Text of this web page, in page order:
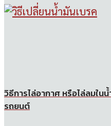
วิธีการไล่อากาศ หรือไล่ลมใน
รถยนต์